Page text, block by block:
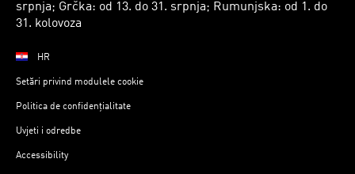
srpnja; Grčka: od 13. do 31. srpnja; Rumunjska: od 1. do
31. kolovoza
HR
Setări privind modulele cookie
Politica de confidențialitate
Uvjeti i odredbe
Accessibility